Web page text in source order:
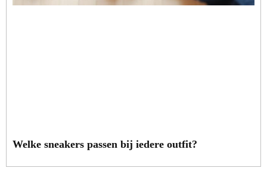
Welke sneakers passen bij iedere outfit?